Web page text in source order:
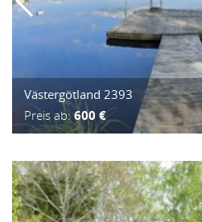
Västergötland 2393
Preis ab:600 €